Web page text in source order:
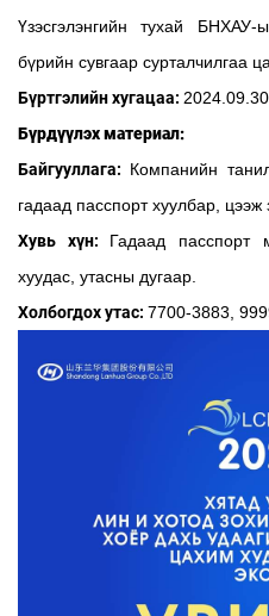
Үзэсгэлэнгийн тухай
бүрийн сувгаар сурталчилгаа
Бүртгэлийн хугацаа:
Бүрдүүлэх материал:
Байгууллага: Компанийн
гадаад пасспорт хуулбар, цээж
Хувь хүн:
Гадаад пасспорт
хуудас, утасны дугаар.
Холбогдох утас: 7700-3883,